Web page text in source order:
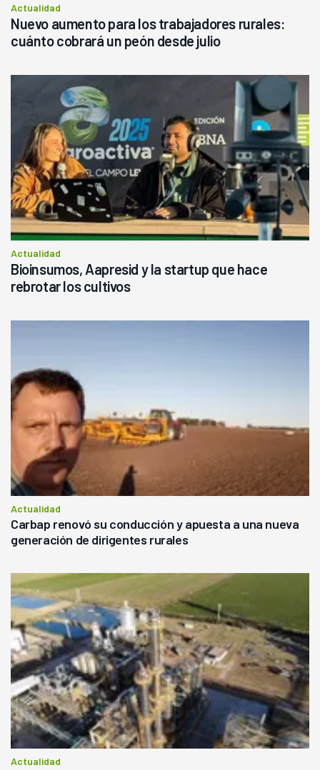
Actualidad
Nuevo aumento para los trabajadores rurales:
cuánto cobrará un peón desde julio
Actualidad
Bioinsumos, Aapresid y la startup que hace
rebrotar los cultivos
Actualidad
Carbap renovó su conducción y apuesta a una nueva
generación de dirigentes rurales
Actualidad